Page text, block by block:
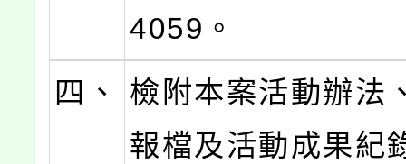
4059。
四、
檢附本案活動辦法
報檔及活動成果紀